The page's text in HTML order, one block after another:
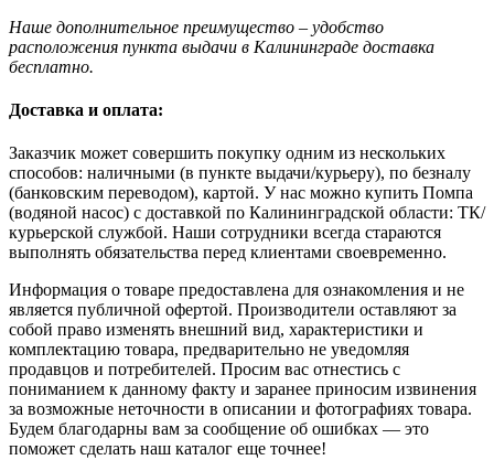
Наше дополнительное преимущество – удобство
расположения пункта выдачи в Калининграде доставка
бесплатно.
Доставка и оплата:
Заказчик может совершить покупку одним из нескольких
способов: наличными (в пункте выдачи/курьеру), по безналу
(банковским переводом), картой. У нас можно купить Помпа
(водяной насос) с доставкой по Калининградской области: ТК/
курьерской службой. Наши сотрудники всегда стараются
выполнять обязательства перед клиентами своевременно.
Информация о товаре предоставлена для ознакомления и не
является публичной офертой. Производители оставляют за
собой право изменять внешний вид, характеристики и
комплектацию товара, предварительно не уведомляя
продавцов и потребителей. Просим вас отнестись с
пониманием к данному факту и заранее приносим извинения
за возможные неточности в описании и фотографиях товара.
Будем благодарны вам за сообщение об ошибках — это
поможет сделать наш каталог еще точнее!